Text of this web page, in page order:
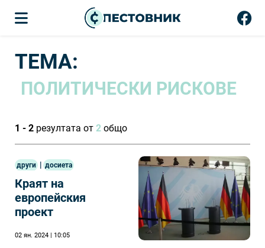
ТЕМА:
ПОЛИТИЧЕСКИ РИСКОВЕ
1 - 2 резултата от 2 общо
други | досиета
Краят на
европейския
проект
02 ян. 2024 | 10:05